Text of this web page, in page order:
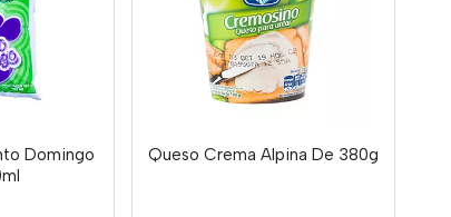
Domingo
Queso Crema Alpina De 380g